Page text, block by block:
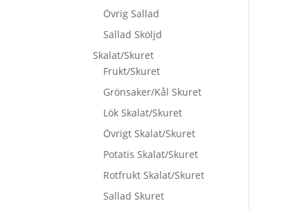
Övrig Sallad
Sallad Sköljd
Skalat/Skuret
Frukt/Skuret
Grönsaker/Kål Skuret
Lök Skalat/Skuret
Övrigt Skalat/Skuret
Potatis Skalat/Skuret
Rotfrukt Skalat/Skuret
Sallad Skuret